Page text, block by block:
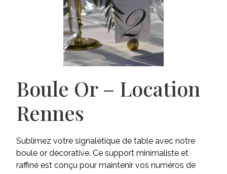
Boule Or – Location
Rennes
Sublimez votre signalétique de table avec notre
boule or décorative. Ce support minimaliste et
raffiné est conçu pour maintenir vos numéros de